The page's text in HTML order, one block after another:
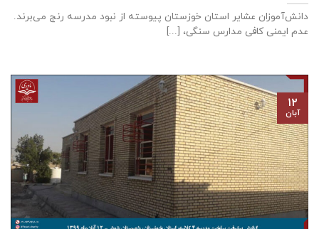
دانش‌آموزان عشایر استان خوزستان پيوسته از نبود مدرسه رنج می‌برند.
عدم ایمنی کافی مدارس سنگی، [...]
۱۲
آبان